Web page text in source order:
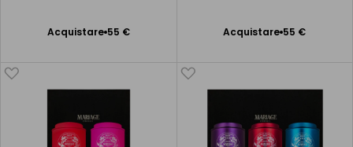
Acquistare 55 €
Aggiungere
Acquistare 55 €
Aggiungere